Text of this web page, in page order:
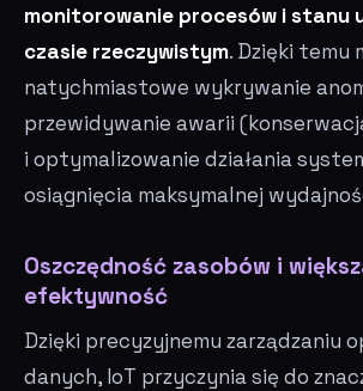
monitorowanie procesów i stanu
czasie rzeczywistym. Dzięki temu
natychmiastowe wykrywanie
przewidywanie awarii
i optymalizowanie działania
osiągnięcia maksymalnej
Oszczędność zasobów i
efektywność
Dzięki precyzyjnemu zarządzaniu
danych, IoT przyczynia się do